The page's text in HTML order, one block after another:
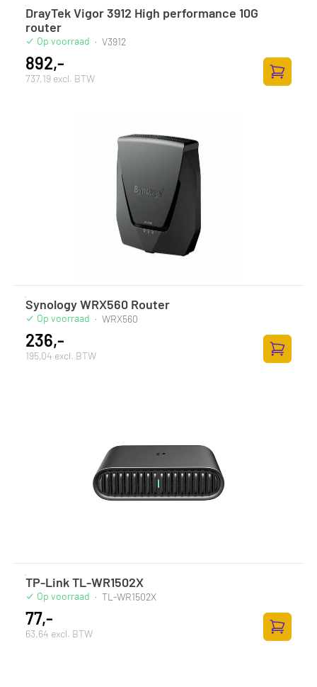
DrayTek Vigor 3912 High performance 10G
router
Op voorraad · V3912
892,-
737,19 excl. BTW
Synology WRX560 Router
Op voorraad · WRX560
236,-
195,04 excl. BTW
TP-Link TL-WR1502X
Op voorraad · TL-WR1502X
77,-
63,64 excl. BTW